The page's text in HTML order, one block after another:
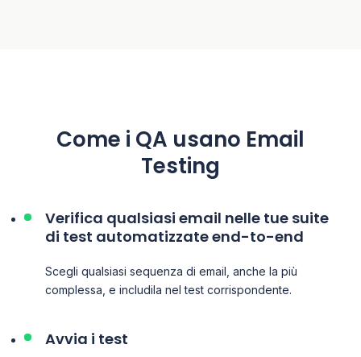
Come i QA usano Email
Testing
Verifica qualsiasi email nelle tue suite
di test automatizzate end-to-end
Scegli qualsiasi sequenza di email, anche la più
complessa, e includila nel test corrispondente.
Avvia i test